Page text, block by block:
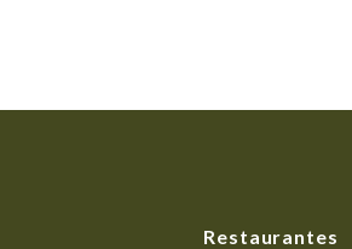
Restaurantes